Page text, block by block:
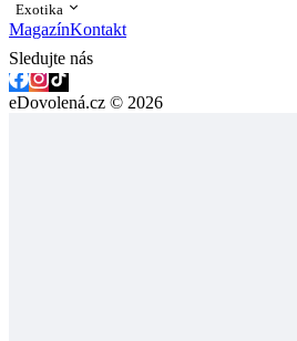
Exotika
MagazínKontakt
Sledujte nás
eDovolená.cz © 2026